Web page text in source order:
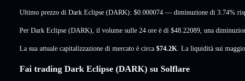
Ultimo prezzo di Dark Eclipse (DARK): $0.000074 — diminuzione di 3.74%
Per Dark Eclipse (DARK), il volume sulle 24 ore è di $48.22089 una
La sua attuale capitalizzazione di mercato è circa $74.2K . La liquidità sui
Fai trading Dark Eclipse (DARK) su Solflare